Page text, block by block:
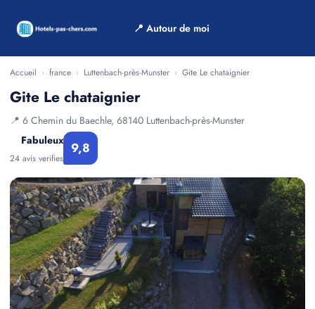
📍 Autour de moi
Accueil › france › Luttenbach-près-Munster › Gite Le chataignier
Gite Le chataignier
📍 6 Chemin du Baechle, 68140 Luttenbach-près-Munster
Fabuleux
24 avis verifies
9,8